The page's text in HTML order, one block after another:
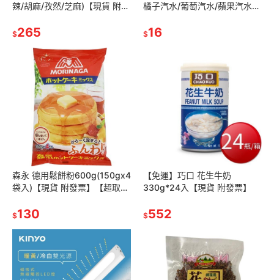
辣/胡麻/孜然/芝麻)【現貨 附發
$265
橘子汽水/葡萄汽水/蘋果汽水
【現貨 附發票】
$16
森永 德用鬆餅粉600g(150gx4
袋入)【現貨 附發票】【超取上
$130
【免運】巧口 花生牛奶
330g*24入【現貨 附發票】
$552